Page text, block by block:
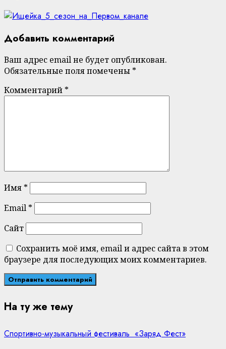
Добавить комментарий
Ваш адрес email не будет опубликован.
Обязательные поля помечены *
Комментарий *
Имя *
Email *
Сайт
Сохранить моё имя, email и адрес сайта в этом
браузере для последующих моих комментариев.
На ту же тему
Спортивно-музыкальный фестиваль «Заряд Фест»